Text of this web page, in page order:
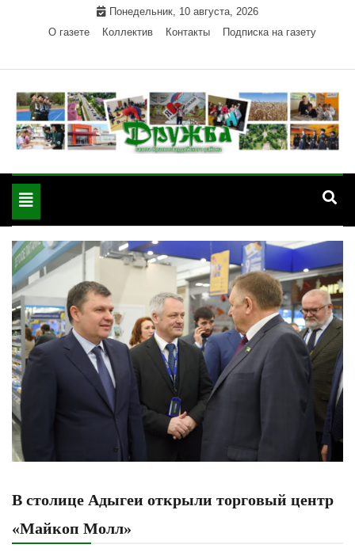
Понедельник, 10 августа, 2026
О газете
Коллектив Контакты Подписка на газету
"Дружба" — газета
района РА
Красногвардейского района Республики Адыгея
Toggle
navigation
В столице Адыгеи открыли торговый центр
«Майкоп Молл»